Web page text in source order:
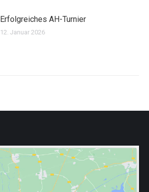
Erfolgreiches AH-Turnier
12. Januar 2026